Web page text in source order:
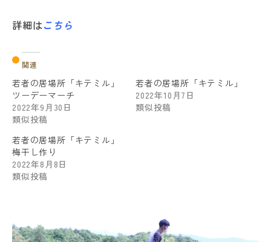
詳細はこちら
関連
若者の居場所「キテミル」
ツーデーマーチ
2022年9月30日
類似投稿
若者の居場所「キテミル」
2022年10月7日
類似投稿
若者の居場所「キテミル」
梅干し作り
2022年8月8日
類似投稿